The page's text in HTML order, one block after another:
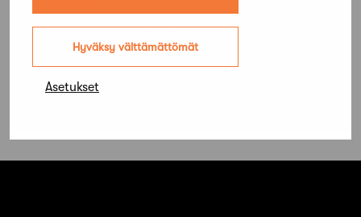
Hyväksy välttämättömät
Asetukset
22 helmikuun, 2023
YTN suunnittelu- ja konsulttialan uusi
työehtosopimus voimaan 22.2.